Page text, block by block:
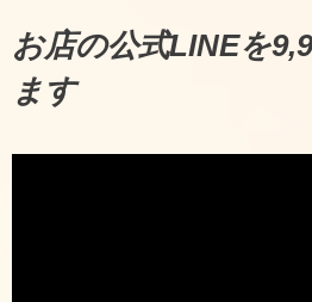
お店の公式LINEを
ます